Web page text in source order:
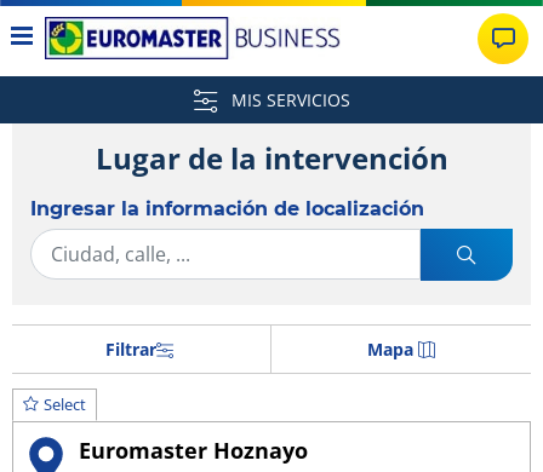
MIS SERVICIOS
Lugar de la intervención
Ingresar la información de localización
Filtrar Mapa
Select
Euromaster Hoznayo